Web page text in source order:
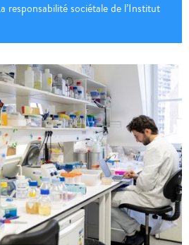
responsabilité sociétale de l’Institut